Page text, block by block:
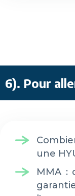
6). Pour
une
MMA :